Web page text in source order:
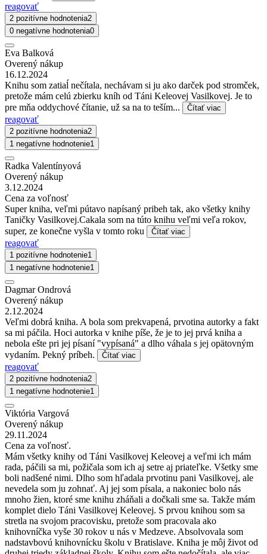
reagovať
2 pozitívne hodnotenia2
0 negatívne hodnotenia0
Eva Balková
Overený nákup
16.12.2024
Knihu som zatiaĺ nečítala, nechávam si ju ako darček pod stromček,
pretože mám celú zbierku kníh od Táni Keleovej Vasilkovej. Je to
pre mňa oddychové čítanie, už sa na to teším...
Čítať viac
reagovať
2 pozitívne hodnotenia2
1 negatívne hodnotenie1
Radka Valentínyová
Overený nákup
3.12.2024
Cena za voľnosť
Super kniha, veľmi pútavo napísaný pribeh tak, ako všetky knihy
Taničky Vasilkovej.Cakala som na túto knihu veľmi veľa rokov,
super, ze konečne vyšla v tomto roku
Čítať viac
reagovať
1 pozitívne hodnotenie1
1 negatívne hodnotenie1
Dagmar Ondrová
Overený nákup
2.12.2024
Veľmi dobrá kniha. A bola som prekvapená, prvotina autorky a fakt
sa mi páčila. Hoci autorka v knihe píše, že je to jej prvá kniha a
nebola ešte pri jej písaní "vypísaná" a dlho váhala s jej opätovným
vydaním. Pekný príbeh.
Čítať viac
reagovať
2 pozitívne hodnotenia2
1 negatívne hodnotenie1
Viktória Vargová
Overený nákup
29.11.2024
Cena za voľnosť.
Mám všetky knihy od Táni Vasilkovej Keleovej a veľmi ich mám
rada, páčili sa mi, požičala som ich aj setre aj priateľke. Všetky sme
boli nadšené nimi. Dlho som hľadala prvotinu pani Vasilkovej, ale
nevedela som ju zohnať. Aj jej som písala, a nakoniec bolo nás
mnoho žien, ktoré sme knihu zháňali a dočkali sme sa. Takže mám
komplet dielo Táni Vasilkovej Keleovej. S prvou knihou som sa
stretla na svojom pracovisku, pretože som pracovala ako
knihovníčka vyše 30 rokov u nás v Medzeve. Absolvovala som
nadstavbovú knihovnícku školu v Bratislave. Kniha je môj život od